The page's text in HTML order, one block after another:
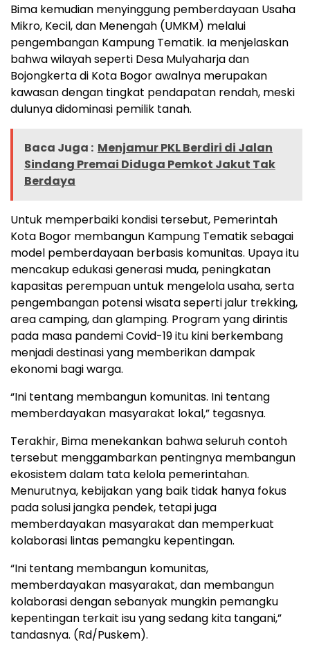
Bima kemudian menyinggung pemberdayaan Usaha
Mikro, Kecil, dan Menengah (UMKM) melalui
pengembangan Kampung Tematik. Ia menjelaskan
bahwa wilayah seperti Desa Mulyaharja dan
Bojongkerta di Kota Bogor awalnya merupakan
kawasan dengan tingkat pendapatan rendah, meski
dulunya didominasi pemilik tanah.
Baca Juga : Menjamur PKL Berdiri di Jalan
Sindang Premai Diduga Pemkot Jakut Tak
Berdaya
Untuk memperbaiki kondisi tersebut, Pemerintah
Kota Bogor membangun Kampung Tematik sebagai
model pemberdayaan berbasis komunitas. Upaya itu
mencakup edukasi generasi muda, peningkatan
kapasitas perempuan untuk mengelola usaha, serta
pengembangan potensi wisata seperti jalur trekking,
area camping, dan glamping. Program yang dirintis
pada masa pandemi Covid-19 itu kini berkembang
menjadi destinasi yang memberikan dampak
ekonomi bagi warga.
“Ini tentang membangun komunitas. Ini tentang
memberdayakan masyarakat lokal,” tegasnya.
Terakhir, Bima menekankan bahwa seluruh contoh
tersebut menggambarkan pentingnya membangun
ekosistem dalam tata kelola pemerintahan.
Menurutnya, kebijakan yang baik tidak hanya fokus
pada solusi jangka pendek, tetapi juga
memberdayakan masyarakat dan memperkuat
kolaborasi lintas pemangku kepentingan.
“Ini tentang membangun komunitas,
memberdayakan masyarakat, dan membangun
kolaborasi dengan sebanyak mungkin pemangku
kepentingan terkait isu yang sedang kita tangani,”
tandasnya. (Rd/Puskem).